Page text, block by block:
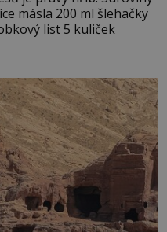
másla 200 ml šlehačky
list 5 kuliček